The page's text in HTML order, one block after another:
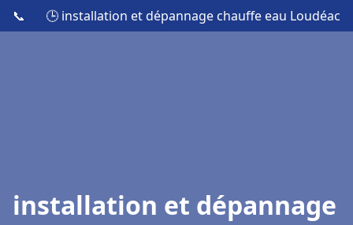
📞 🕒 installation et dépannage chauffe eau Loudéac
installation et dépannage